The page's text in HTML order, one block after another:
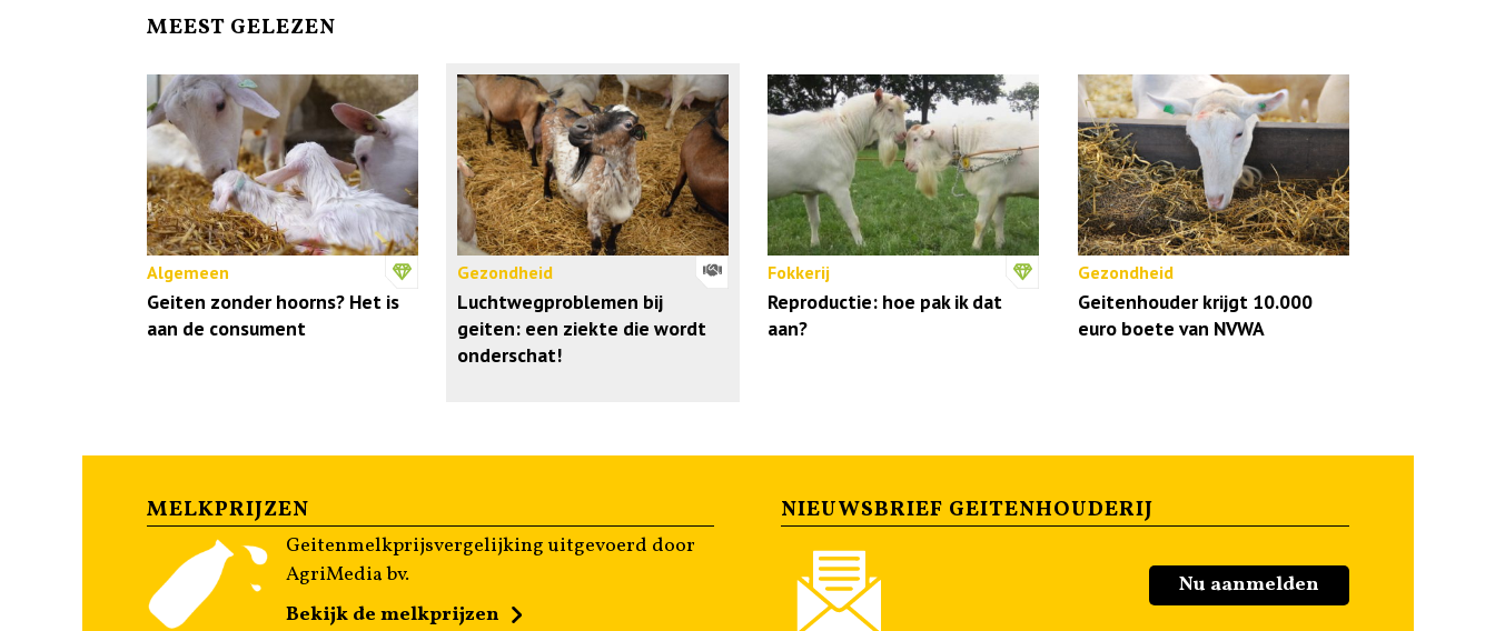
MEEST GELEZEN
Algemeen
Geiten zonder hoorns? Het is
aan de consument
Gezondheid
Luchtwegproblemen bij
geiten: een ziekte die wordt
onderschat!
Fokkerij
Reproductie: hoe pak ik dat
aan?
Gezondheid
Geitenhouder krijgt 10.000
euro boete van NVWA
MELKPRIJZEN
Geitenmelkprijsvergelijking uitgevoerd door
AgriMedia bv.
Bekijk de melkprijzen
NIEUWSBRIEF GEITENHOUDERIJ
Nu aanmelden